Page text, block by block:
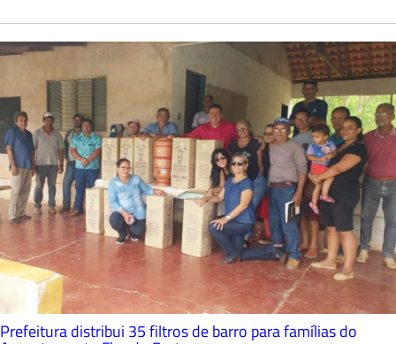
Prefeitura distribui 35 filtros de barro para famílias do